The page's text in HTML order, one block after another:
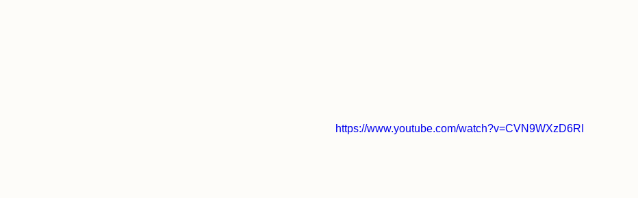
https://www.youtube.com/watch?v=CVN9WXzD6RI